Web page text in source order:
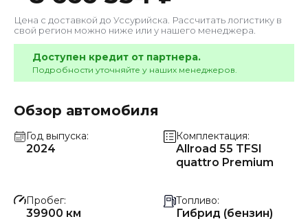
Цена с доставкой до Уссурийска . Рассчитать логистику в
свой регион можно ниже или у нашего менеджера.
Доступен кредит от партнера.
Подробности уточняйте у наших менеджеров.
Обзор автомобиля
Год выпуска
2024
Комплектация
Allroad 55 TFSI
quattro Premium
Пробег
39900 км
Топливо
Гибрид (бензин)